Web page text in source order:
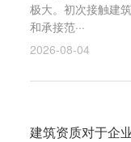
极大。初次接触建
和承接范···
2026-08-04
建筑资质对于企